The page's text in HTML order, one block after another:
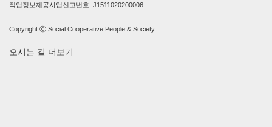
직업정보제공사업신고번호: J1511020200006
Copyright ⓒ Social Cooperative People & Society.
오시는 길 더보기